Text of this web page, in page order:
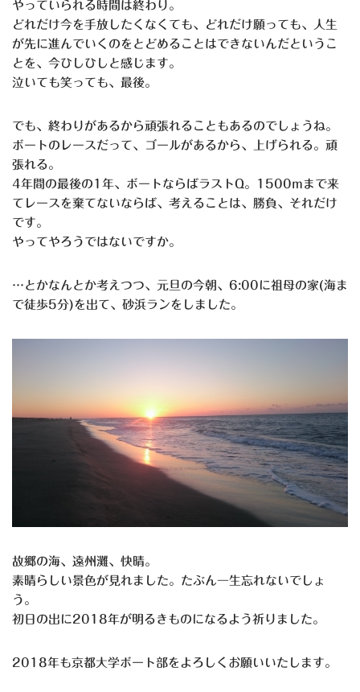
やっていられる時間は終わり。
どれだけ今を手放したくなくても、どれだけ願っても、人生
が先に進んでいくのをとどめることはできないんだというこ
とを、今ひしひしと感じます。
泣いても笑っても、最後。
でも、終わりがあるから頑張れることもあるのでしょうね。
ボートのレースだって、ゴールがあるから、上げられる。頑
張れる。
4年間の最後の1年、ボートならばラストQ。1500mまで来
てレースを棄てないならば、考えることは、勝負、それだけ
です。
やってやろうではないですか。
…とかなんとか考えつつ、元旦の今朝、6:00に祖母の家(海ま
で徒歩5分)を出て、砂浜ランをしました。
故郷の海、遠州灘、快晴。
素晴らしい景色が見れました。たぶん一生忘れないでしょ
う。
初日の出に2018年が明るきものになるよう祈りました。
2018年も京都大学ボート部をよろしくお願いいたします。